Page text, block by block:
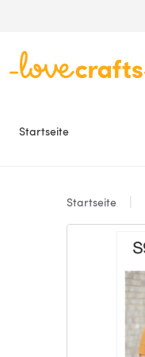
Startseite
Startseite